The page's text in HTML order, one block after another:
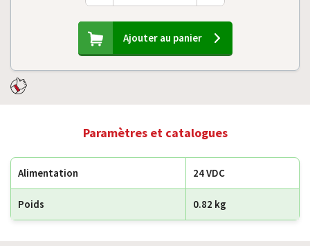
Ajouter au panier
Paramètres et catalogues
Alimentation 24 VDC
Poids 0.82 kg